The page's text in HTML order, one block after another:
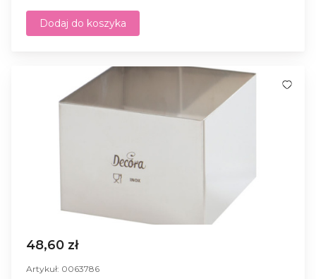
Dodaj do koszyka
48,60 zł
Artykuł: 0063786